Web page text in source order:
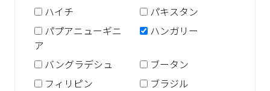
ハイチ
パキスタン
パプアニューギニ
ア
ハンガリー
バングラデシュ
ブータン
フィリピン
ブラジル